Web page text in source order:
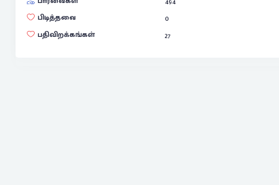
பிடித்தவை
0
பதிவிறக்கங்கள்
27